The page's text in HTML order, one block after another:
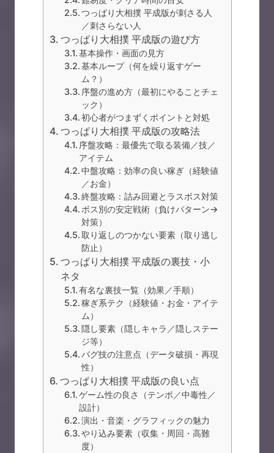
つっぱり大相撲 平成版が刺さる人
／刺さらない人
つっぱり大相撲 平成版の遊び方
基本操作・画面の見方
基本ループ（何を繰り返すゲー
ム？）
序盤の進め方（最初にやることチェ
ック）
初心者がつまずくポイントと対処
つっぱり大相撲 平成版の攻略法
序盤攻略：最優先で取る装備／技／
アイテム
中盤攻略：効率の良い稼ぎ（経験値
／お金）
終盤攻略：詰み回避とラスボス対策
ボス別の安定戦術（負けパターン→
対策）
取り返しのつかない要素（取り逃し
防止）
つっぱり大相撲 平成版の裏技・小
ネタ
有名な裏技一覧（効果／手順）
稼ぎ系テク（経験値・お金・アイテ
ム）
隠し要素（隠しキャラ／隠しステー
ジ等）
バグ技の注意点（データ破損・再現
性）
つっぱり大相撲 平成版の良い点
ゲーム性の良さ（テンポ／中毒性／
設計）
演出・音楽・グラフィックの魅力
やり込み要素（収集・周回・高難
度）